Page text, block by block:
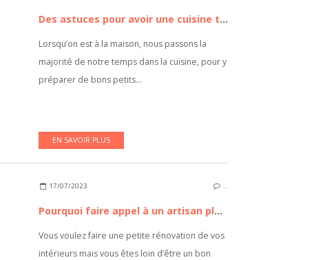
Des astuces pour avoir une cuisine toujours bien rangée
Lorsqu’on est à la maison, nous passons la
majorité de notre temps dans la cuisine, pour y
préparer de bons petits...
EN SAVOIR PLUS
17/07/2023 …
Pourquoi faire appel à un artisan plaquiste ?
Vous voulez faire une petite rénovation de vos
intérieurs mais vous êtes loin d’être un bon